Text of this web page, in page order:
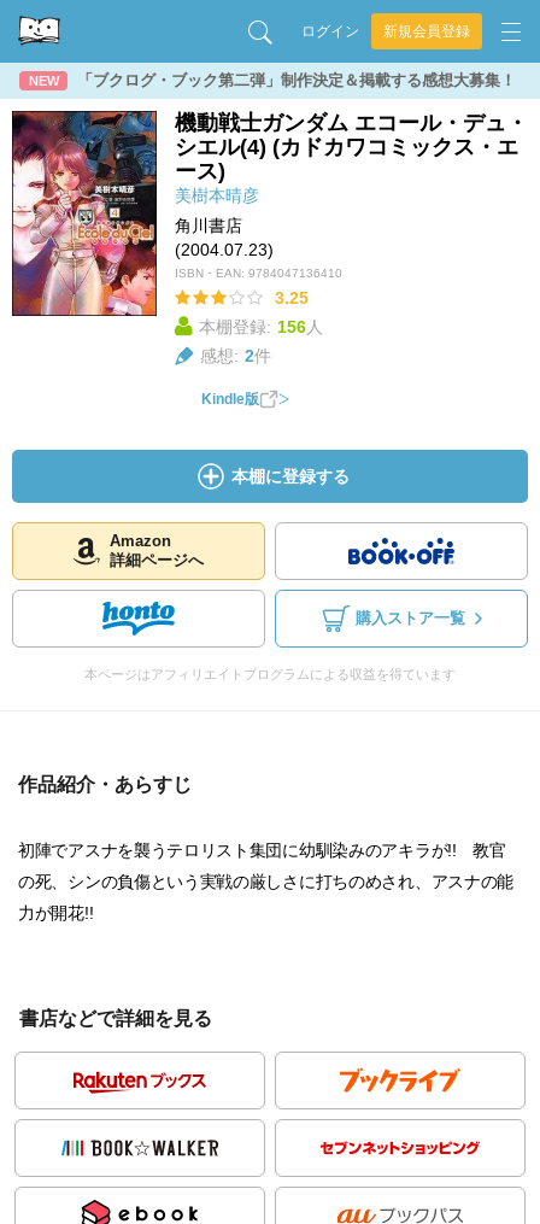
ログイン 新規会員登録
NEW 「ブクログ・ブック第二弾」制作決定＆掲載する感想大募集！
機動戦士ガンダム エコール・デュ・
シエル(4) (カドカワコミックス・エ
ース)
美樹本晴彦
角川書店
(2004.07.23)
ISBN・EAN: 9784047136410
3.25
本棚登録: 156人
感想: 2件
Kindle版
本棚に登録する
Amazon
詳細ページへ
購入ストア一覧
本ページはアフィリエイトプログラムによる収益を得ています
作品紹介・あらすじ
初陣でアスナを襲うテロリスト集団に幼馴染みのアキラが!! 教官
の死、シンの負傷という実戦の厳しさに打ちのめされ、アスナの能
力が開花!!
書店などで詳細を見る